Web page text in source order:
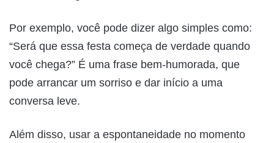
Por exemplo, você pode dizer algo simples como:
“Será que essa festa começa de verdade quando
você chega?” É uma frase bem-humorada, que
pode arrancar um sorriso e dar início a uma
conversa leve.
Além disso, usar a espontaneidade no momento